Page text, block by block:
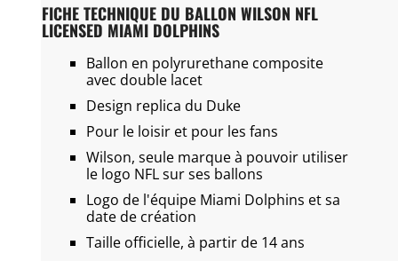
FICHE TECHNIQUE DU BALLON WILSON NFL
LICENSED MIAMI DOLPHINS
Ballon en polyrurethane composite
avec double lacet
Design replica du Duke
Pour le loisir et pour les fans
Wilson, seule marque à pouvoir utiliser
le logo NFL sur ses ballons
Logo de l'équipe Miami Dolphins et sa
date de création
Taille officielle, à partir de 14 ans